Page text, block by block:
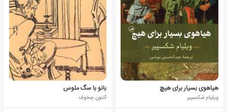
هیاهوی بسیار برای هیچ
ویلیام شکسپیر
بانو با سگ ملوس
آنتون چخوف